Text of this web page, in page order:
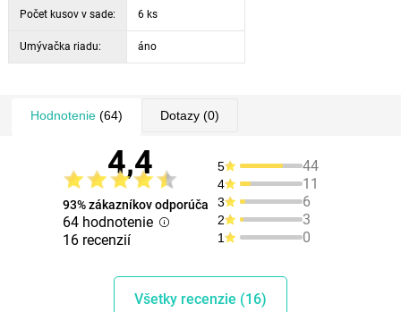
Počet kusov v sade: 6 ks
Umývačka riadu: áno
Hodnotenie(64) Dotazy(0)
4,4
93% zákazníkov odporúča
64 hodnotenie
16 recenzií
5 44
4 11
3 6
2 3
1 0
Všetky recenzie (16)